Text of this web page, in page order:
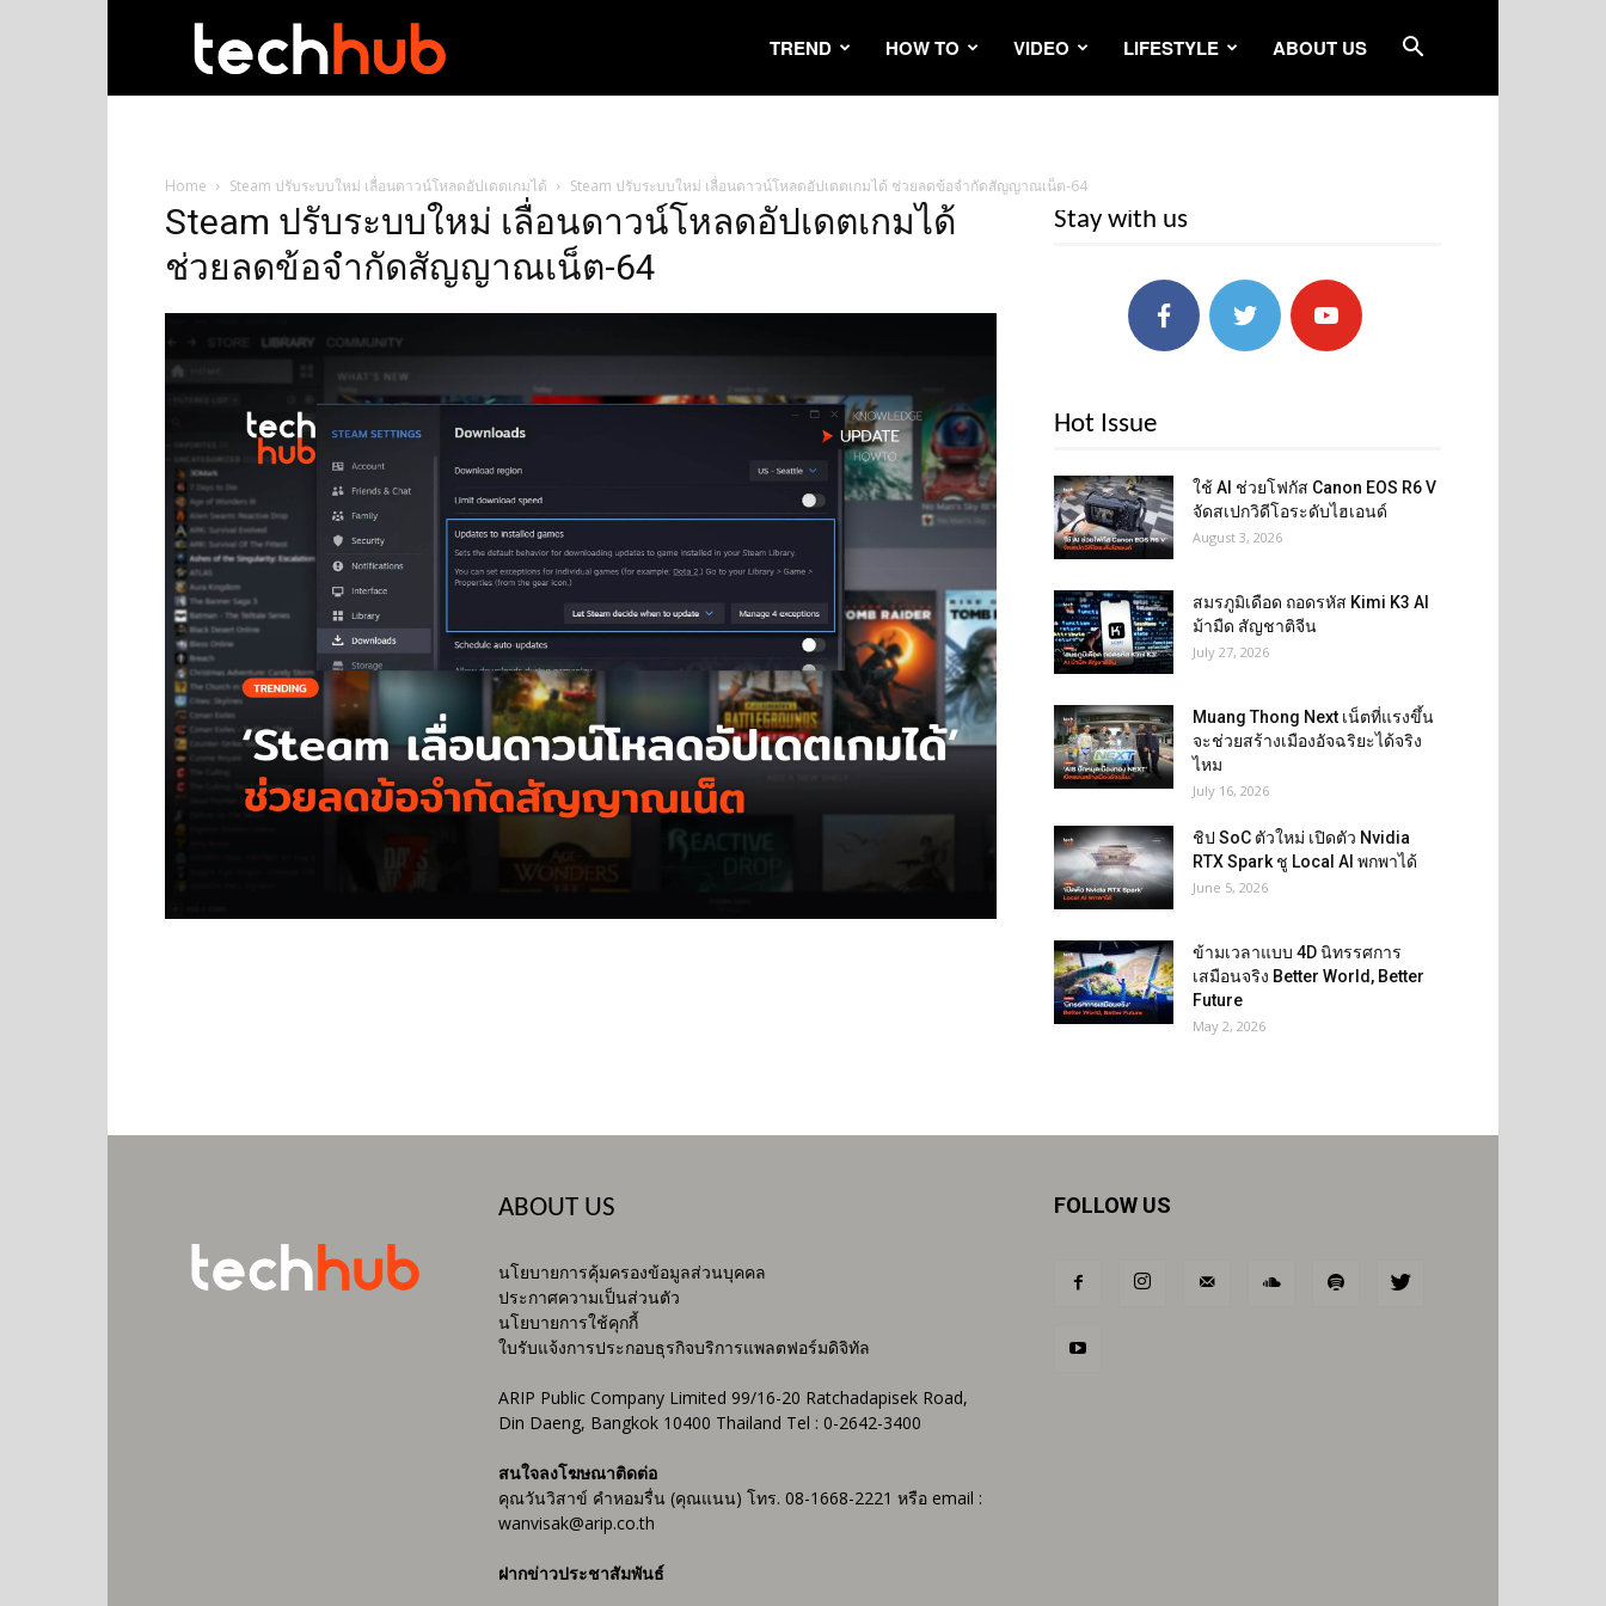
TREND HOW TO VIDEO LIFESTYLE ABOUT US
Home Steam ปรับระบบใหม่ เลื่อนดาวน์โหลดอัปเดตเกมได้ Steam ปรับระบบใหม่ เลื่อนดาวน์โหลดอัปเดตเกมได้ ช่วยลดข้อจำกัดสัญญาณเน็ต-64
Steam ปรับระบบใหม่ เลื่อนดาวน์โหลดอัปเดตเกมได้
ช่วยลดข้อจำกัดสัญญาณเน็ต-64
Stay with us
Hot Issue
ใช้ AI ช่วยโฟกัส Canon EOS R6 V
จัดสเปกวิดีโอระดับไฮเอนด์
August 3, 2026
สมรภูมิเดือด ถอดรหัส Kimi K3 AI
ม้ามืด สัญชาติจีน
July 27, 2026
Muang Thong Next เน็ตที่แรงขึ้น
จะช่วยสร้างเมืองอัจฉริยะได้จริง
ไหม
July 16, 2026
ชิป SoC ตัวใหม่ เปิดตัว Nvidia
RTX Spark ชู Local AI พกพาได้
June 5, 2026
ข้ามเวลาแบบ 4D นิทรรศการ
เสมือนจริง Better World, Better
Future
May 2, 2026
ABOUT US
นโยบายการคุ้มครองข้อมูลส่วนบุคคล
ประกาศความเป็นส่วนตัว
นโยบายการใช้คุกกี้
ใบรับแจ้งการประกอบธุรกิจบริการแพลตฟอร์มดิจิทัล
ARIP Public Company Limited 99/16-20 Ratchadapisek Road,
Din Daeng, Bangkok 10400 Thailand Tel : 0-2642-3400
สนใจลงโฆษณาติดต่อ
คุณวันวิสาข์ คำหอมรื่น (คุณแนน) โทร. 08-1668-2221 หรือ email :
wanvisak@arip.co.th
ฝากข่าวประชาสัมพันธ์
FOLLOW US